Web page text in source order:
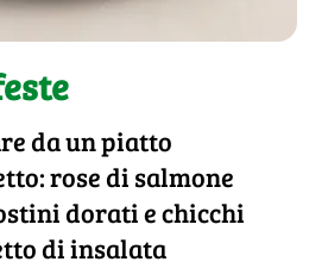
da un piatto
rose di salmone
dorati e chicchi
di insalata